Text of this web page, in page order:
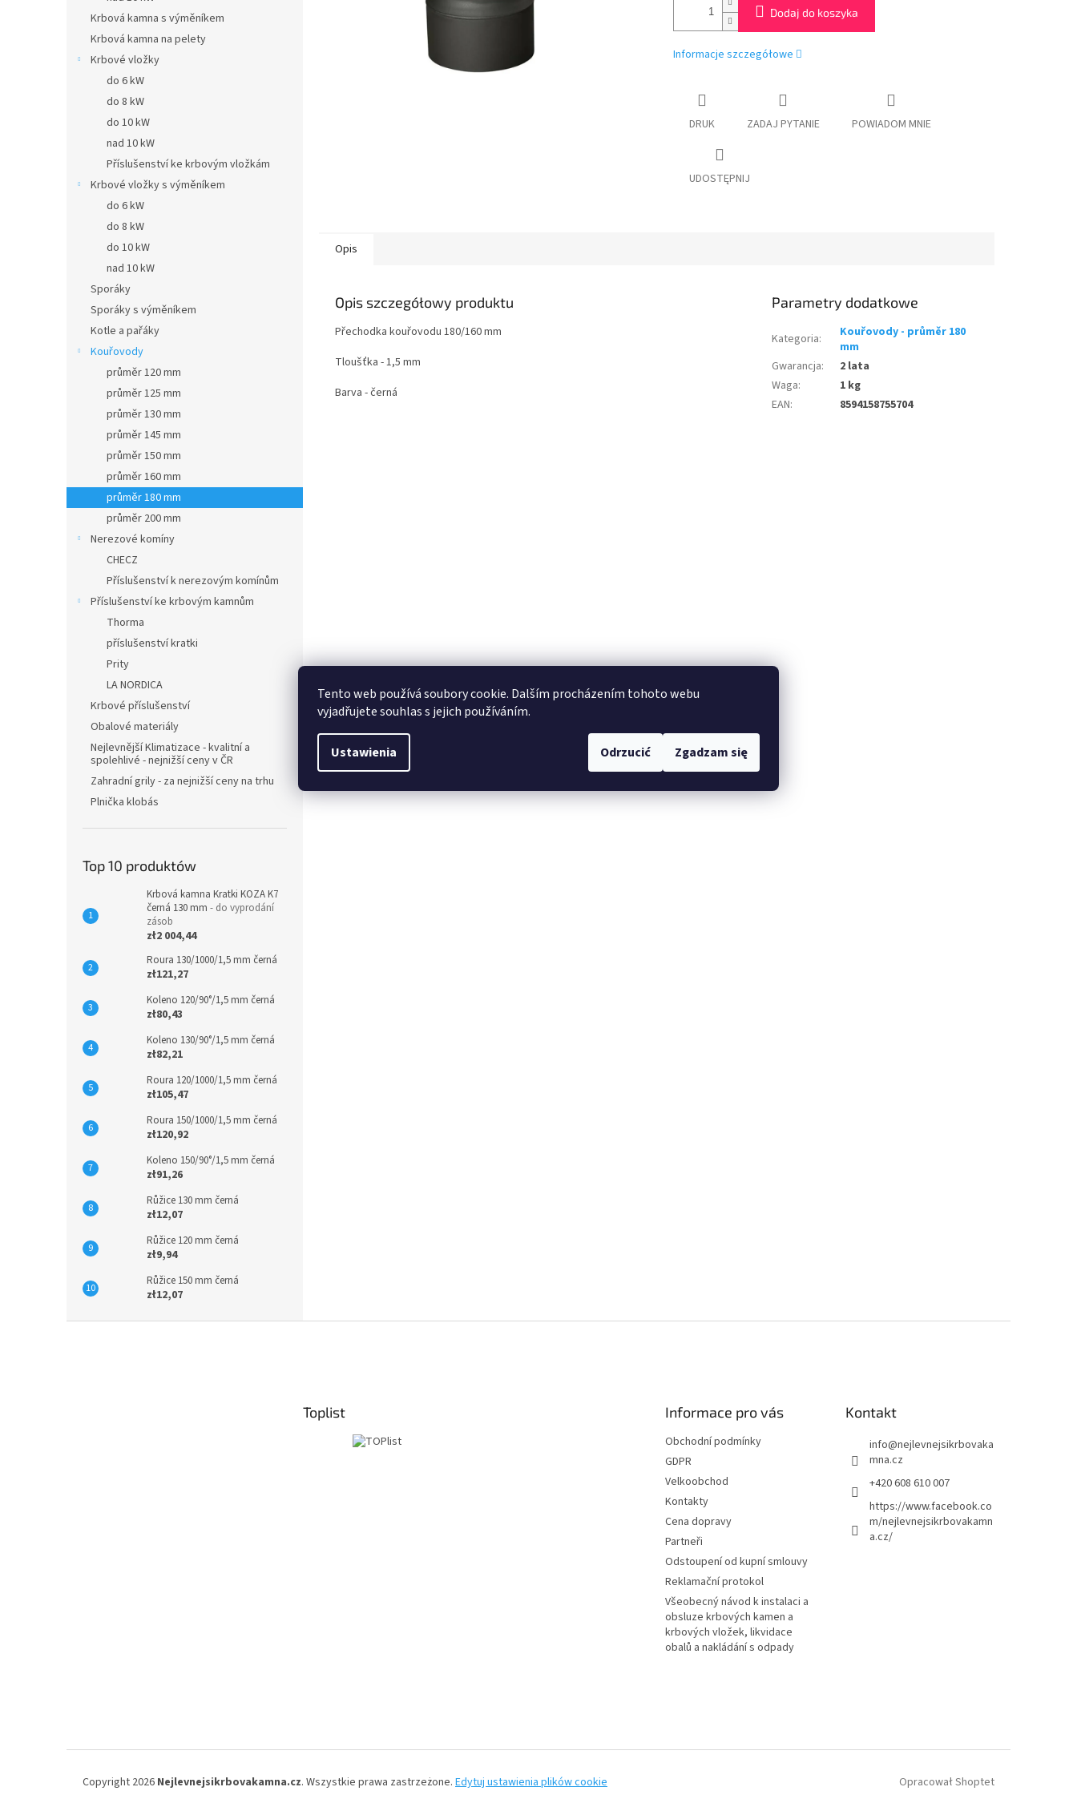
Tento web používá soubory cookie. Dalším procházením tohoto webu
vyjadřujete souhlas s jejich používáním.
Ustawienia Odrzucić Zgadzam się
Krbová kamna s výměníkem
Krbová kamna na pelety
Krbové vložky
do 6 kW
do 8 kW
do 10 kW
nad 10 kW
Příslušenství ke krbovým vložkám
Krbové vložky s výměníkem
do 6 kW
do 8 kW
do 10 kW
nad 10 kW
Sporáky
Sporáky s výměníkem
Kotle a pařáky
Kouřovody
průměr 120 mm
průměr 125 mm
průměr 130 mm
průměr 145 mm
průměr 150 mm
průměr 160 mm
průměr 180 mm
průměr 200 mm
Nerezové komíny
CHECZ
Příslušenství k nerezovým komínům
Příslušenství ke krbovým kamnům
Thorma
příslušenství kratki
Prity
LA NORDICA
Krbové příslušenství
Obalové materiály
Nejlevnější Klimatizace - kvalitní a
spolehlivé - nejnižší ceny v ČR
Zahradní grily - za nejnižší ceny na trhu
Plnička klobás
Top 10 produktów
Krbová kamna Kratki KOZA K7
černá 130 mm - do vyprodání
zásob
zł2 004,44
Roura 130/1000/1,5 mm černá
zł121,27
Koleno 120/90°/1,5 mm černá
zł80,43
Koleno 130/90°/1,5 mm černá
zł82,21
Roura 120/1000/1,5 mm černá
zł105,47
Roura 150/1000/1,5 mm černá
zł120,92
Koleno 150/90°/1,5 mm černá
zł91,26
Růžice 130 mm černá
zł12,07
Růžice 120 mm černá
zł9,94
Růžice 150 mm černá
zł12,07
Dodaj do koszyka
Informacje szczegółowe
DRUK ZADAJ PYTANIE POWIADOM MNIE
UDOSTĘPNIJ
Opis
Opis szczegółowy produktu
Přechodka kouřovodu 180/160 mm
Tloušťka - 1,5 mm
Barva - černá
Parametry dodatkowe
Kategoria:
Kouřovody - průměr 180
mm
Gwarancja:
2 lata
Waga:
1 kg
EAN: 8594158755704
Toplist Informace pro vás
Obchodní podmínky
GDPR
Velkoobchod
Kontakty
Cena dopravy
Partneři
Odstoupení od kupní smlouvy
Reklamační protokol
Všeobecný návod k instalaci a
obsluze krbových kamen a
krbových vložek, likvidace
obalů a nakládání s odpady
Kontakt
info@nejlevnejsikrbovaka
mna.cz
+420 608 610 007
https://www.facebook.co
m/nejlevnejsikrbovakamn
a.cz/
Opracował Shoptet
Copyright 2026 Nejlevnejsikrbovakamna.cz. Wszystkie prawa zastrzeżone. Edytuj ustawienia plików cookie